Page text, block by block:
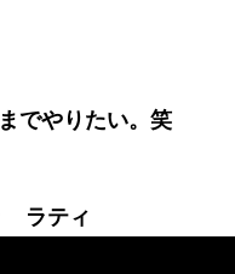
でやりたい。笑
ラティ